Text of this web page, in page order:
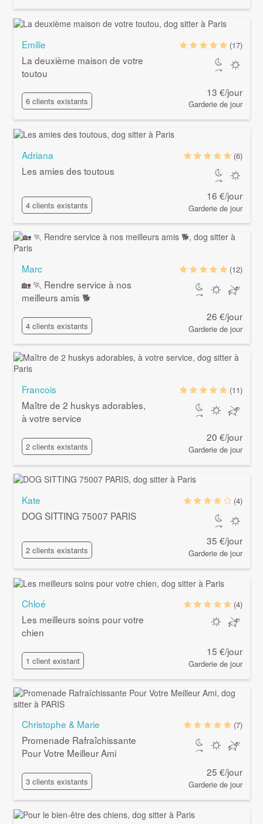
Emilie
La deuxième maison de votre
toutou
6 clients existants
(17)
13 €/jour
Garderie de jour
Adriana
Les amies des toutous
4 clients existants
(6)
16 €/jour
Garderie de jour
Marc
🏡 🏃 Rendre service à nos
meilleurs amis 🐕
4 clients existants
(12)
26 €/jour
Garderie de jour
Francois
Maître de 2 huskys adorables,
à votre service
2 clients existants
(11)
20 €/jour
Garderie de jour
Kate
DOG SITTING 75007 PARIS
2 clients existants
(4)
35 €/jour
Garderie de jour
Chloé
Les meilleurs soins pour votre
chien
1 client existant
(4)
15 €/jour
Garderie de jour
Christophe & Marie
Promenade Rafraîchissante
Pour Votre Meilleur Ami
3 clients existants
(7)
25 €/jour
Garderie de jour